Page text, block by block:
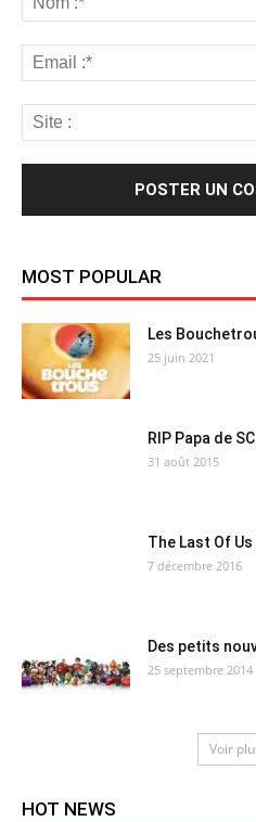
MOST POPULAR
Les
25 juin 2021
RIP Papa de
31 août 2015
The Last Of
7 décembre 2016
Des petits
25 septembre 2014
Voir
HOT NEWS